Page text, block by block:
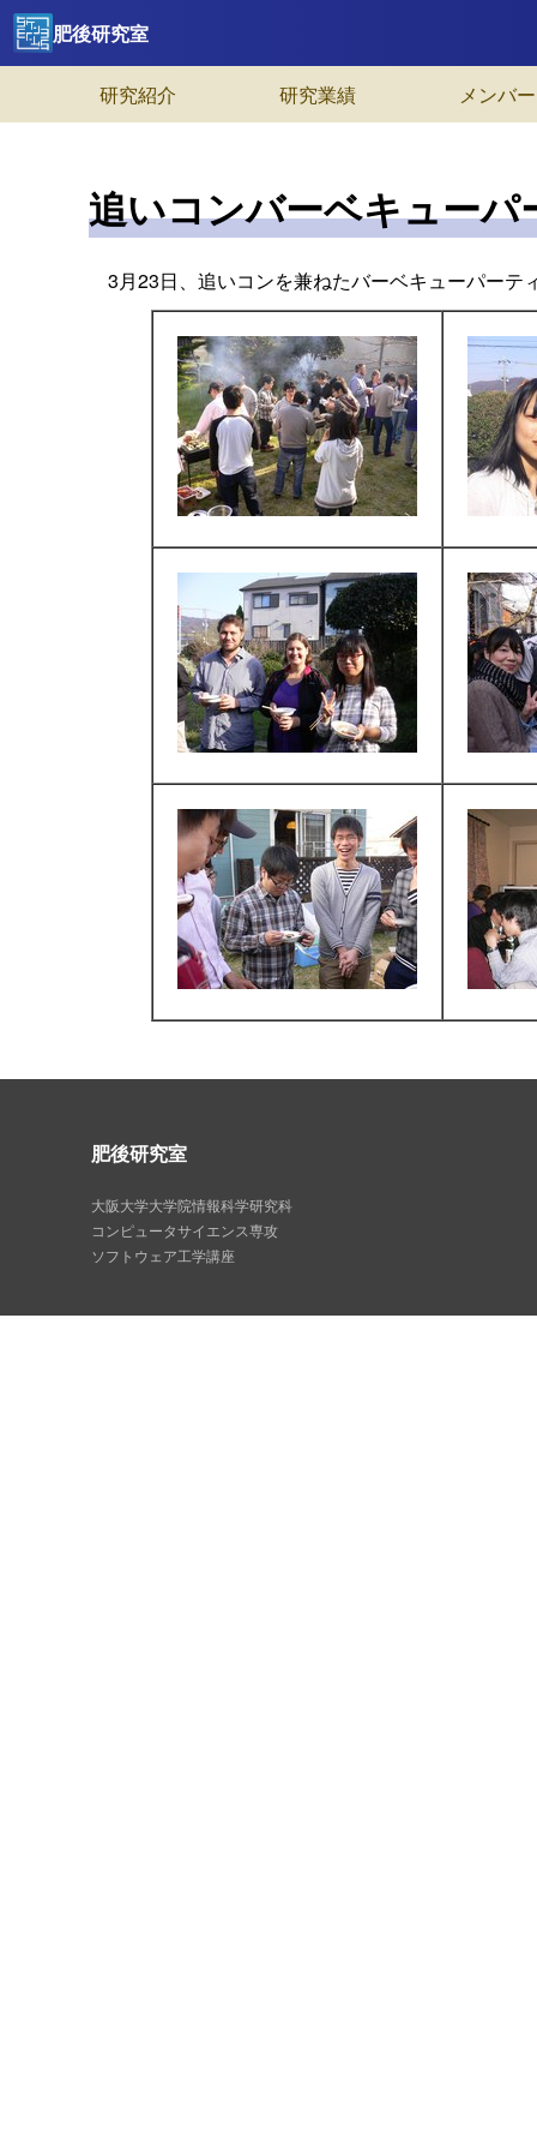
肥後研究室
研究紹介 研究業績 メンバー
追いコンバーベキューパ
3月23日、追いコンを兼ねたバーベキューパーテ
肥後研究室
大阪大学大学院情報科学研究科
コンピュータサイエンス専攻
ソフトウェア工学講座